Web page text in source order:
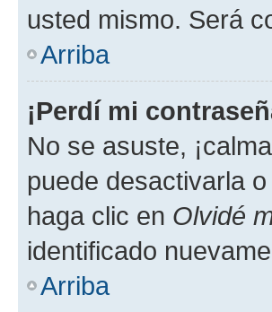
usted mismo. Será
Arriba
¡Perdí mi
No se asuste,
puede desactivarla
haga clic en Olvidé
identificado
Arriba